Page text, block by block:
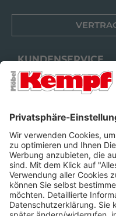
KUNDENSERVICE
FILIALEN